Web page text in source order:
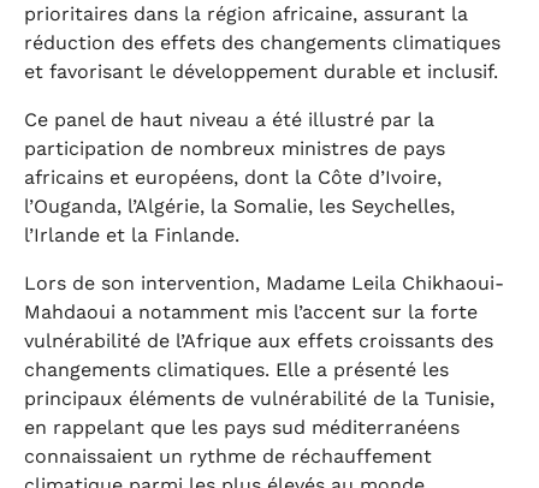
prioritaires dans la région africaine, assurant la
réduction des effets des changements climatiques
et favorisant le développement durable et inclusif.
Ce panel de haut niveau a été illustré par la
participation de nombreux ministres de pays
africains et européens, dont la Côte d’Ivoire,
l’Ouganda, l’Algérie, la Somalie, les Seychelles,
l’Irlande et la Finlande.
Lors de son intervention, Madame Leila Chikhaoui-
Mahdaoui a notamment mis l’accent sur la forte
vulnérabilité de l’Afrique aux effets croissants des
changements climatiques. Elle a présenté les
principaux éléments de vulnérabilité de la Tunisie,
en rappelant que les pays sud méditerranéens
connaissaient un rythme de réchauffement